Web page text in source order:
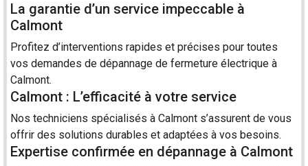
La garantie d’un service impeccable à
Calmont
Profitez d’interventions rapides et précises pour toutes
vos demandes de dépannage de fermeture électrique à
Calmont.
Calmont : L’efficacité à votre service
Nos techniciens spécialisés à Calmont s’assurent de vous
offrir des solutions durables et adaptées à vos besoins.
Expertise confirmée en dépannage à Calmont